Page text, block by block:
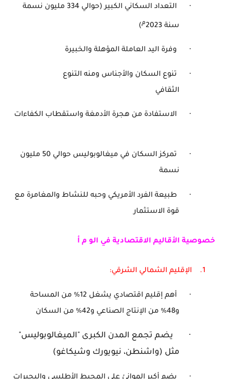
· التعداد السكاني الكبير (حوالي 334 مليون نسمة
سنة 2023 م)
· وفرة اليد العاملة المؤهلة والخبيرة
·
تنوع السكان والأجناس ومنه التنوع
الثقافي
· الاستفادة من هجرة الأدمغة واستقطاب الكفاءات
·
تمركز السكان في ميغالوبوليس حوالي 50 مليون
نسمة
·
طبيعة الفرد الأمريكي وحبه للنشاط والمغامرة مع
قوة الاستثمار
خصوصية الأقاليم الاقتصادية في الو م أ
1. الإقليم الشمالي الشرقي:
· أهم إقليم اقتصادي يشغل 12 % من المساحة
و48
% من الإنتاج الصناعي و42% من السكان
·
يضم تجمع المدن الكبرى "الميغالوبوليس"
مثل (واشنطن، نيويورك وشيكاغو)
· يضم أكبر الموانئ على المحيط الأطلسي والبحيرات